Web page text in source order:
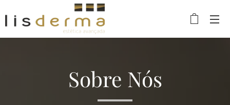
Sobre Nós